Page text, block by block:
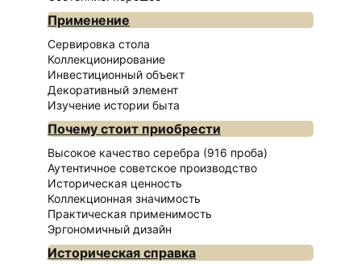
Применение
Сервировка стола
Коллекционирование
Инвестиционный объект
Декоративный элемент
Изучение истории быта
Почему стоит приобрести
Высокое качество серебра (916 проба)
Аутентичное советское производство
Историческая ценность
Коллекционная значимость
Практическая применимость
Эргономичный дизайн
Историческая справка